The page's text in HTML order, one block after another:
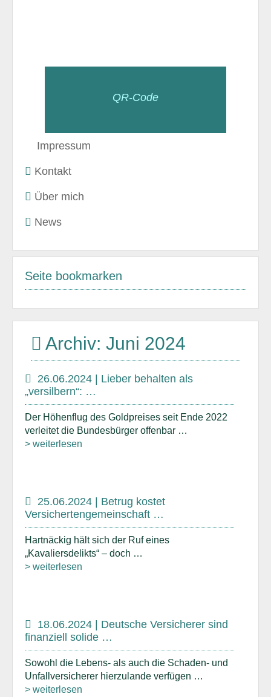
QR-Code
Impressum
Kontakt
Über mich
News
Seite bookmarken
Archiv: Juni 2024
26.06.2024 | Lieber behalten als
„versilbern“: …
Der Höhenflug des Goldpreises seit Ende 2022
verleitet die Bundesbürger offenbar …
> weiterlesen
25.06.2024 | Betrug kostet
Versichertengemeinschaft …
Hartnäckig hält sich der Ruf eines
„Kavaliersdelikts“ – doch …
> weiterlesen
18.06.2024 | Deutsche Versicherer sind
finanziell solide …
Sowohl die Lebens- als auch die Schaden- und
Unfallversicherer hierzulande verfügen …
> weiterlesen